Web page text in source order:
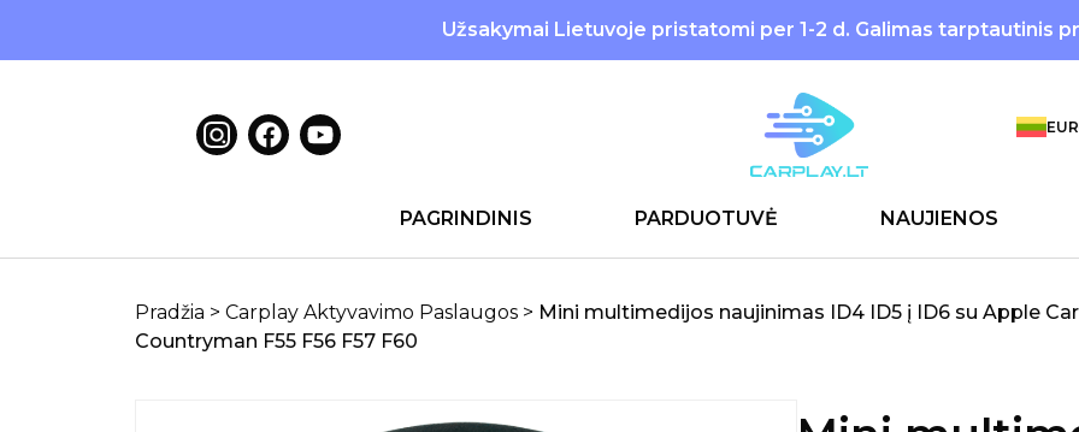
Užsakymai Lietuvoje pristatomi per 1-2 d. Galimas tarptautinis
EUR
PAGRINDINIS PARDUOTUVĖ NAUJIENOS
Pradžia > Carplay Aktyvavimo Paslaugos > Mini multimedijos naujinimas ID4 ID5 į ID6 su Apple
Countryman F55 F56 F57 F60